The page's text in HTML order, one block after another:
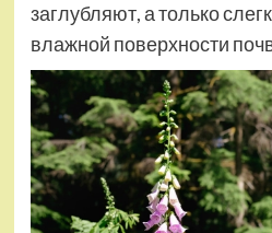
заглубляют, а только
влажной поверхности